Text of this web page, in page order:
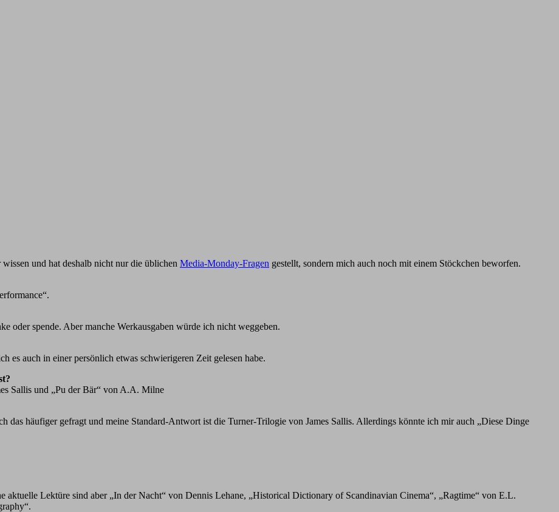
und hat deshalb nicht nur die üblichen Media-Monday-Fragen gestellt, sondern mich auch noch mit einem Stöckchen beworfen.
oder spende. Aber manche Werkausgaben würde ich nicht weggeben.
es auch in einer persönlich etwas schwierigeren Zeit gelesen habe.
Sallis und „Pu der Bär“ von A.A. Milne
häufiger gefragt und meine Standard-Antwort ist die Turner-Trilogie von James Sallis. Allerdings könnte ich mir auch „Diese Dinge
aktuelle Lektüre sind aber „In der Nacht“ von Dennis Lehane, „Historical Dictionary of Scandinavian Cinema“, „Ragtime“ von E.L.